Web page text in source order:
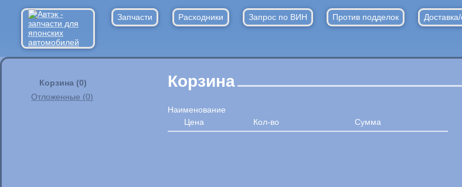
Запчасти Расходники Запрос по ВИН Против подделок
Корзина (0)
Отложенные (0)
Корзина
Наименование
Цена
Кол-во Сумма